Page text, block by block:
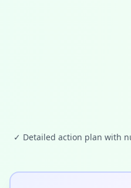
✓ Detailed action plan with